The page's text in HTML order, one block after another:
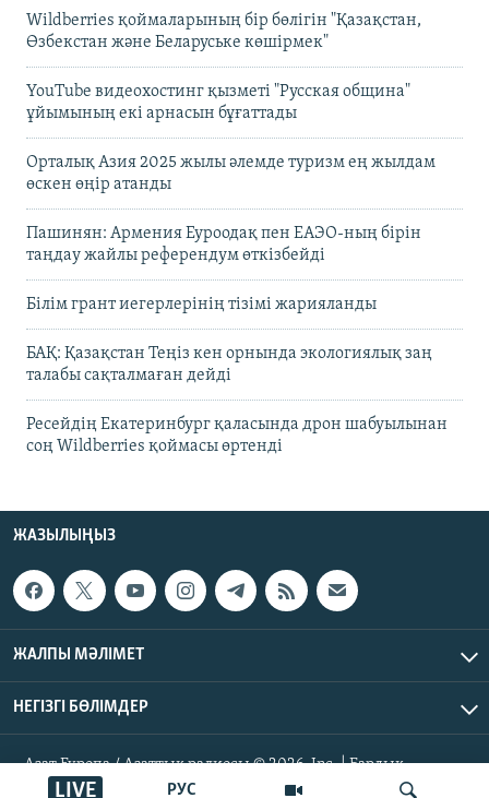
РУС
LIVE
Wildberries қоймаларының бір бөлігін "Қазақстан,
Өзбекстан және Беларуське көшірмек"
YouTube видеохостинг қызметі "Русская община"
ұйымының екі арнасын бұғаттады
Орталық Азия 2025 жылы әлемде туризм ең жылдам
өскен өңір атанды
Пашинян: Армения Еуроодақ пен ЕАЭО-ның бірін
таңдау жайлы референдум өткізбейді
Білім грант иегерлерінің тізімі жарияланды
БАҚ: Қазақстан Теңіз кен орнында экологиялық заң
талабы сақталмаған дейді
Ресейдің Екатеринбург қаласында дрон шабуылынан
соң Wildberries қоймасы өртенді
ЖАЗЫЛЫҢЫЗ
ЖАЛПЫ МӘЛІМЕТ
НЕГІЗГІ БӨЛІМДЕР
Азат Еуропа / Азаттық радиосы © 2026, Inc. | Барлық
құқықтары қорғалған